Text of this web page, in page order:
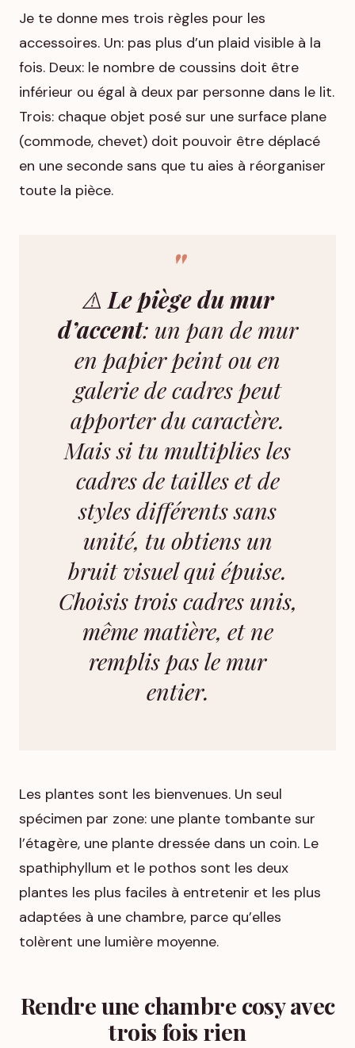
Je te donne mes trois règles pour les
accessoires. Un: pas plus d’un plaid visible à la
fois. Deux: le nombre de coussins doit être
inférieur ou égal à deux par personne dans le lit.
Trois: chaque objet posé sur une surface plane
(commode, chevet) doit pouvoir être déplacé
en une seconde sans que tu aies à réorganiser
toute la pièce.
⚠️ Le piège du mur
d’accent: un pan de mur
en papier peint ou en
galerie de cadres peut
apporter du caractère.
Mais si tu multiplies les
cadres de tailles et de
styles différents sans
unité, tu obtiens un
bruit visuel qui épuise.
Choisis trois cadres unis,
même matière, et ne
remplis pas le mur
entier.
Les plantes sont les bienvenues. Un seul
spécimen par zone: une plante tombante sur
l’étagère, une plante dressée dans un coin. Le
spathiphyllum et le pothos sont les deux
plantes les plus faciles à entretenir et les plus
adaptées à une chambre, parce qu’elles
tolèrent une lumière moyenne.
Rendre une chambre cosy avec
trois fois rien